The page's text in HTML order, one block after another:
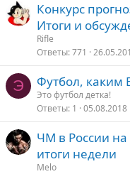
Конкурс
Итоги и
Rifle
Ответы 771
Э Футбол, каким
Это футбол детка!
Ответы 1 05.08.2018
ЧМ в России
итоги недели
Melo